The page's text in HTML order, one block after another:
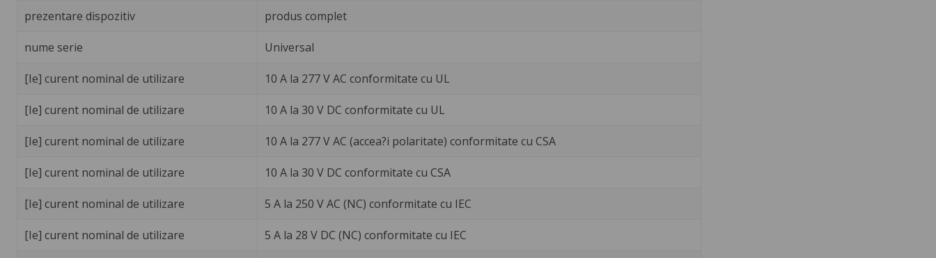
prezentare dispozitiv produs complet
nume serie Universal
[Ie] curent nominal de utilizare 10 A la 277 V AC conformitate cu UL
[Ie] curent nominal de utilizare 10 A la 30 V DC conformitate cu UL
[Ie] curent nominal de utilizare 10 A la 277 V AC (accea?i polaritate) conformitate cu CSA
[Ie] curent nominal de utilizare 10 A la 30 V DC conformitate cu CSA
[Ie] curent nominal de utilizare 5 A la 250 V AC (NC) conformitate cu IEC
[Ie] curent nominal de utilizare 5 A la 28 V DC (NC) conformitate cu IEC